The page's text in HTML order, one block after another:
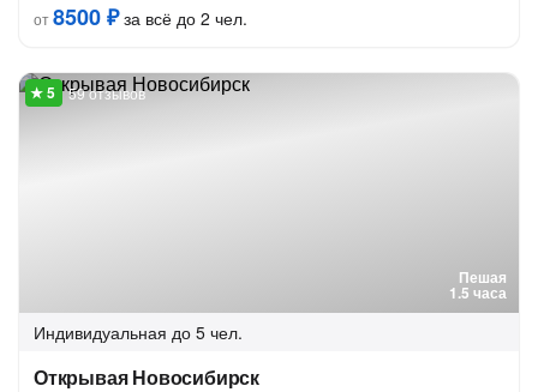
от8500 ₽за всё до 2 чел.
Пешая
1.5 часа
59 отзывов
Индивидуальная до 5 чел.
Открывая Новосибирск